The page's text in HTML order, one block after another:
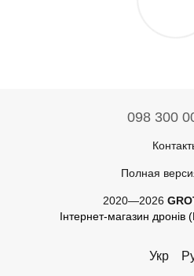
098 300
Полная
2020—2026
Інтернет-магазин
Укр